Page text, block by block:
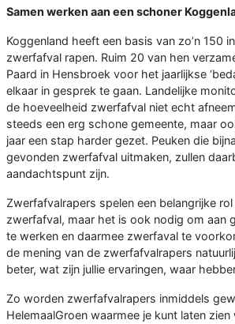
Samen werken aan een schoner
Koggenland heeft een basis van zo’n 150
zwerfafval rapen. Ruim 20 van hen
Paard in Hensbroek voor het jaarlijkse
elkaar in gesprek te gaan. Landelijke
de hoeveelheid zwerfafval niet echt
steeds een erg schone gemeente, maar
jaar een stap harder gezet. Peuken die
gevonden zwerfafval uitmaken, zullen
aandachtspunt zijn.
Zwerfafvalrapers spelen een belangrijke
zwerfafval, maar het is ook nodig om aan
te werken en daarmee zwerfaval te
de mening van de zwerfafvalrapers
beter, wat zijn jullie ervaringen, waar
Zo worden zwerfafvalrapers inmiddels
HelemaalGroen waarmee je kunt laten